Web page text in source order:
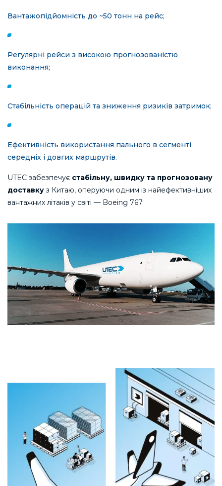
Вантажопідйомність до ~50 тонн на рейс;
Регулярні рейси з високою прогнозованістю
виконання;
Стабільність операцій та зниження ризиків затримок;
Ефективність використання пального в сегменті
середніх і довгих маршрутів.
UTEC забезпечує стабільну, швидку та прогнозовану
доставку з Китаю, оперуючи одним із найефективніших
вантажних літаків у світі — Boeing 767.